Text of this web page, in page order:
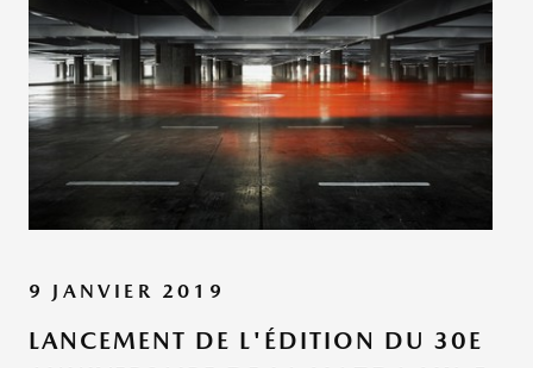
9 JANVIER 2019
LANCEMENT DE L'ÉDITION DU 30E